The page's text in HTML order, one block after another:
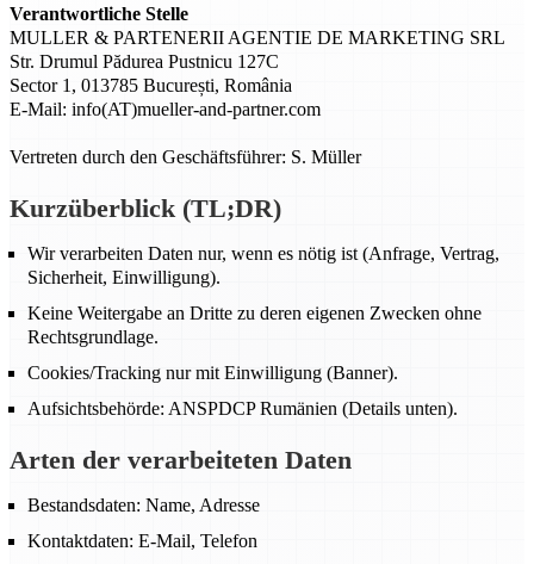
Verantwortliche Stelle
MULLER & PARTENERII AGENTIE DE MARKETING SRL
Str. Drumul Pădurea Pustnicu 127C
Sector 1, 013785 București, România
E-Mail: info(AT)mueller-and-partner.com
Vertreten durch den Geschäftsführer: S. Müller
Kurzüberblick (TL;DR)
Wir verarbeiten Daten nur, wenn es nötig ist (Anfrage, Vertrag,
Sicherheit, Einwilligung).
Keine Weitergabe an Dritte zu deren eigenen Zwecken ohne
Rechtsgrundlage.
Cookies/Tracking nur mit Einwilligung (Banner).
Aufsichtsbehörde: ANSPDCP Rumänien (Details unten).
Arten der verarbeiteten Daten
Bestandsdaten: Name, Adresse
Kontaktdaten: E-Mail, Telefon